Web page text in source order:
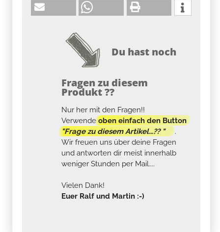
Du hast noch
Fragen zu diesem
Produkt ??
Nur her mit den Fragen!!
Verwendeoben einfach den Button
"Frage zu diesem Artikel...?? "
.
Wir freuen uns über deine Fragen
und antworten dir meist innerhalb
weniger Stunden per Mail....
Vielen Dank!
Euer Ralf und Martin :-)